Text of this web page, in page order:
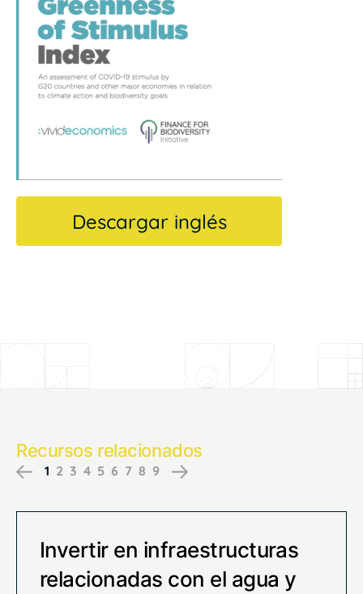
Descargar inglés
Recursos relacionados
Previous
1 2 3 4 5 6 7 8 9
Invertir en infraestructuras
relacionadas con el agua y